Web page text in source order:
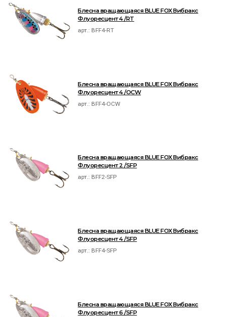
Блесна вращающаяся BLUE FOX Вибракс
Флуоресцент 4 /RT
арт.: BFF4-RT
Блесна вращающаяся BLUE FOX Вибракс
Флуоресцент 4 /OCW
арт.: BFF4-OCW
Блесна вращающаяся BLUE FOX Вибракс
Флуоресцент 2 /SFP
арт.: BFF2-SFP
Блесна вращающаяся BLUE FOX Вибракс
Флуоресцент 4 /SFP
арт.: BFF4-SFP
Блесна вращающаяся BLUE FOX Вибракс
Флуоресцент 6 /SFP